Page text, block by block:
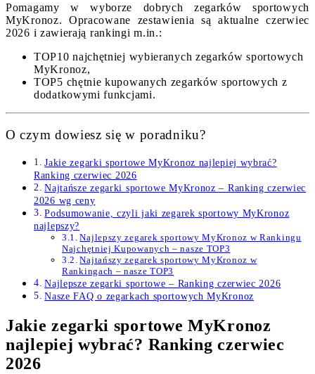
Pomagamy w wyborze dobrych zegarków sportowych
MyKronoz. Opracowane zestawienia są aktualne czerwiec
2026 i zawierają rankingi m.in.:
TOP10 najchętniej wybieranych zegarków sportowych
MyKronoz,
TOP5 chętnie kupowanych zegarków sportowych z
dodatkowymi funkcjami.
O czym dowiesz się w poradniku?
Jakie zegarki sportowe MyKronoz najlepiej wybrać?
Ranking czerwiec 2026
Najtańsze zegarki sportowe MyKronoz – Ranking czerwiec
2026 wg ceny
Podsumowanie, czyli jaki zegarek sportowy MyKronoz
najlepszy?
Najlepszy zegarek sportowy MyKronoz w Rankingu
Najchętniej Kupowanych – nasze TOP3
Najtańszy zegarek sportowy MyKronoz w
Rankingach – nasze TOP3
Najlepsze zegarki sportowe – Ranking czerwiec 2026
Nasze FAQ o zegarkach sportowych MyKronoz
Jakie zegarki sportowe MyKronoz
najlepiej wybrać? Ranking czerwiec
2026